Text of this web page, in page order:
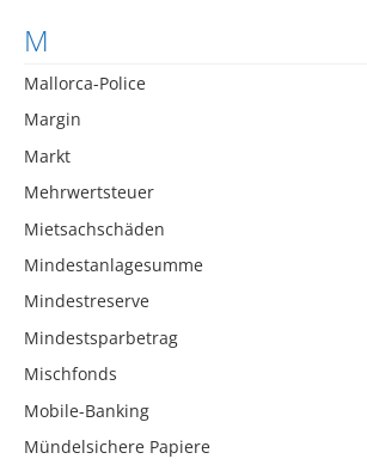
M
Mallorca-Police
Margin
Markt
Mehrwertsteuer
Mietsachschäden
Mindestanlagesumme
Mindestreserve
Mindestsparbetrag
Mischfonds
Mobile-Banking
Mündelsichere Papiere